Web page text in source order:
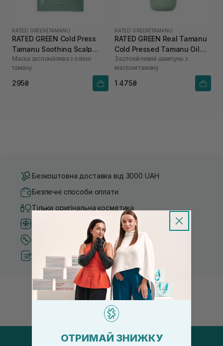
RATED GREEN TAMANU
RATED GREEN Cold Press
Tamanu Soothing Scalp
Pack 50 мл
Маска заспокійлива з олією
таману
295₴
RATED GREEN TAMANU
RATED GREEN Real Tamanu
Cold Pressed Tamanu Oil
Soothing Scalp Shampoo
400 мл
Заспокійливий шампунь з
маслом таману
1 475₴
Безкоштовна доставка від 3000 UAH
Безпечні способи оплати
Тільки оригінальна косметика
Система бонусів та лояльності
Кращі ціни та топ товари
Рекомендації від косметологів
ОТРИМАЙ ЗНИЖКУ